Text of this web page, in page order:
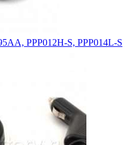
PPP012H-S, PPP014L-S